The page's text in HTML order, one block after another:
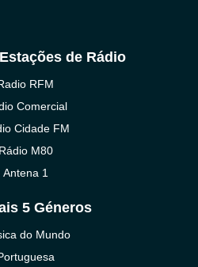
de Rádio
RFM
Comercial
Cidade FM
Rádio M80
Antena 1
5 Géneros
do Mundo